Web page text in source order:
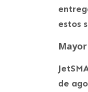
estos
de